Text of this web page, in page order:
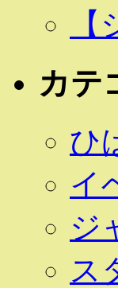
カテ
ひ
イ
ジ
ス